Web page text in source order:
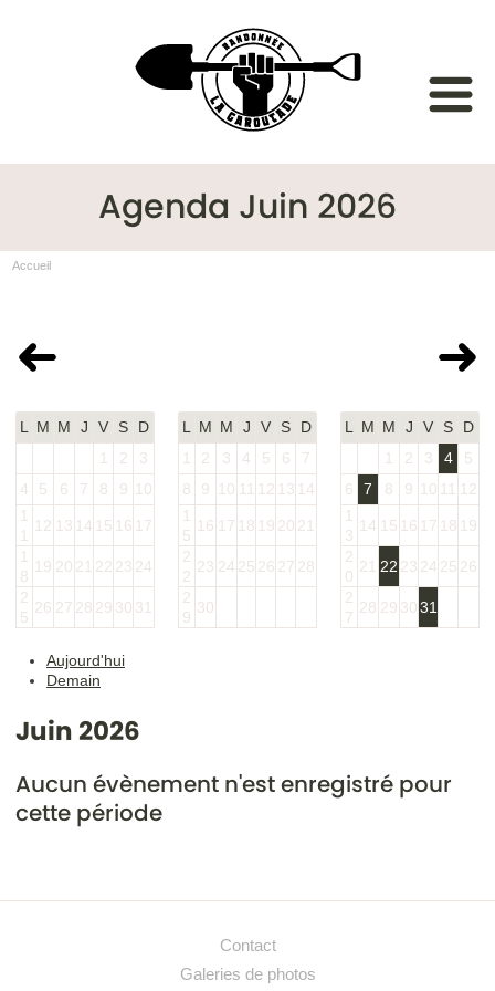
Agenda Juin 2026
Accueil
Mai 2026
L M M J V S
D
1
2
3
4
5 6 7 8 9 10
1
1
12 13 14 15 16 17
1
8
19 20 21 22 23 24
2
5
26 27 28 29 30 31
L M M J V S
D
1
2 3 4 5 6
7
8
9 10 11 12 13 14
1
5
16 17 18 19 20 21
2
2
23 24 25 26 27 28
2
9
30
Juillet 2026
L M M J V S
D
1
2 3 4
5
6
7 8 9 10 11 12
1
3
14 15 16 17 18 19
2
0
21 22 23 24 25 26
2
7
28 29 3031
Aujourd'hui
Demain
Juin 2026
Aucun évènement n'est enregistré pour
cette période
Contact
Galeries de photos